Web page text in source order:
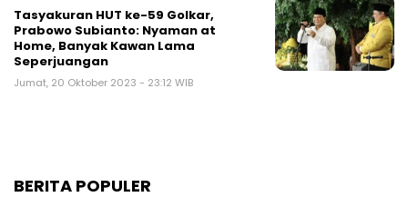
Tasyakuran HUT ke-59 Golkar,
Prabowo Subianto: Nyaman at
Home, Banyak Kawan Lama
Seperjuangan
Jumat, 20 Oktober 2023 - 23:12 WIB
BERITA POPULER